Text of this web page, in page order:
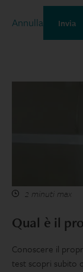
Annulla
2 minuti max
Qual è il
Conoscere il
test scopri subito